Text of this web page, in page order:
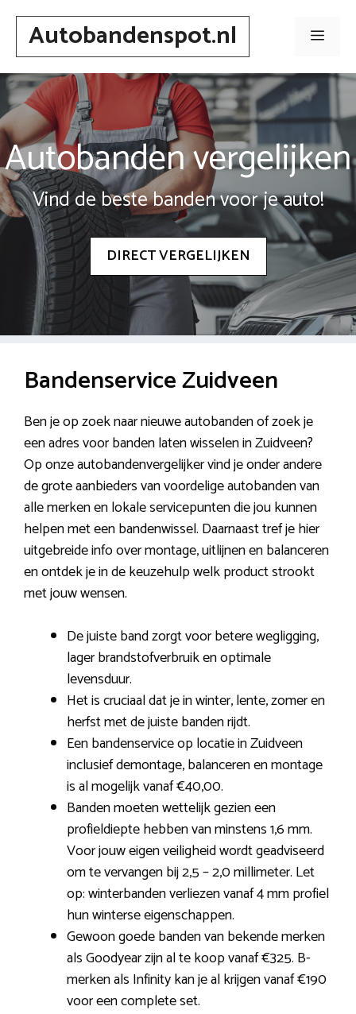
Spring
inhoudAutobandenspot.nl Menu
Autobanden vergelijken
Vind de beste banden voor je auto!
DIRECT VERGELIJKEN
Bandenservice Zuidveen
Ben je op zoek naar nieuwe autobanden of zoek je
een adres voor banden laten wisselen in Zuidveen?
Op onze autobandenvergelijker vind je onder andere
de grote aanbieders van voordelige autobanden van
alle merken en lokale servicepunten die jou kunnen
helpen met een bandenwissel. Daarnaast tref je hier
uitgebreide info over montage, uitlijnen en balanceren
en ontdek je in de keuzehulp welk product strookt
met jouw wensen.
De juiste band zorgt voor betere wegligging,
lager brandstofverbruik en optimale
levensduur.
Het is cruciaal dat je in winter, lente, zomer en
herfst met de juiste banden rijdt.
Een bandenservice op locatie in Zuidveen
inclusief demontage, balanceren en montage
is al mogelijk vanaf €40,00.
Banden moeten wettelijk gezien een
profieldiepte hebben van minstens 1,6 mm.
Voor jouw eigen veiligheid wordt geadviseerd
om te vervangen bij 2,5 – 2,0 millimeter. Let
op: winterbanden verliezen vanaf 4 mm profiel
hun winterse eigenschappen.
Gewoon goede banden van bekende merken
als Goodyear zijn al te koop vanaf €325. B-
merken als Infinity kan je al krijgen vanaf €190
voor een complete set.